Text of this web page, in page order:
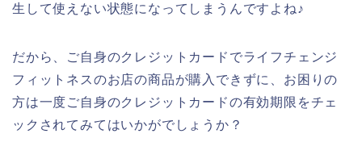
生して使えない状態になってしまうんですよね♪
だから、ご自身のクレジットカードでライフチェンジ
フィットネスのお店の商品が購入できずに、お困りの
方は一度ご自身のクレジットカードの有効期限をチェ
ックされてみてはいかがでしょうか？